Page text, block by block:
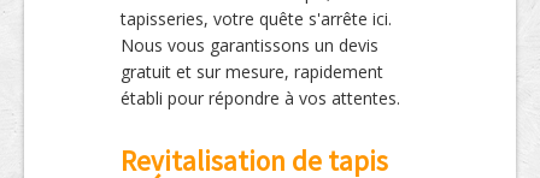
tapisseries, votre quête s'arrête ici.
Nous vous garantissons un devis
gratuit et sur mesure, rapidement
établi pour répondre à vos attentes.
Revitalisation de tapis